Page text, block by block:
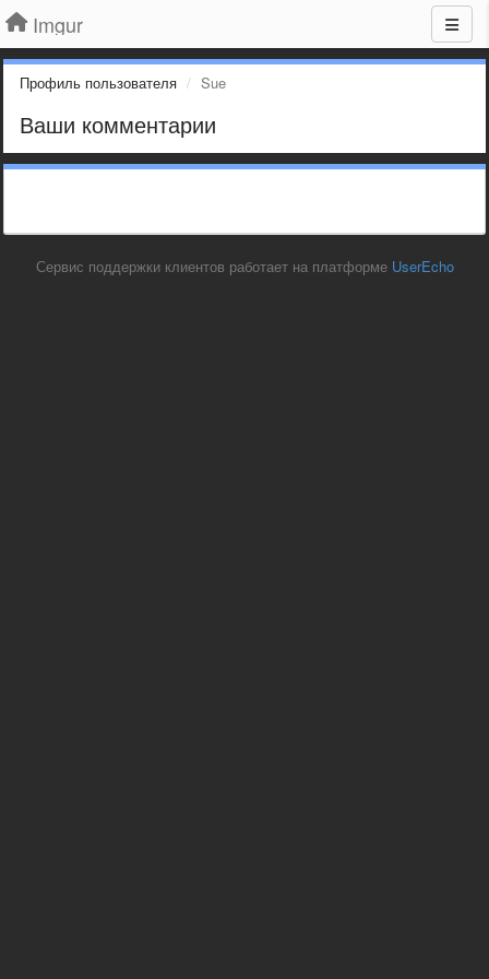
Imgur
Профиль пользователя Sue
Ваши комментарии
Сервис поддержки клиентов работает на платформе UserEcho